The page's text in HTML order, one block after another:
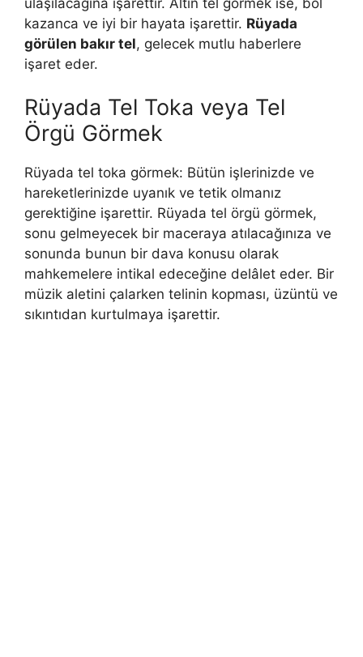
kazanca ve iyi bir hayata işarettir. Rüyada
görülen bakır tel, gelecek mutlu haberlere
işaret eder.
Rüyada Tel Toka veya Tel
Örgü Görmek
Rüyada tel toka görmek: Bütün işlerinizde ve
hareketlerinizde uyanık ve tetik olmanız
gerektiğine işarettir. Rüyada tel örgü görmek,
sonu gelmeyecek bir maceraya atılacağınıza ve
sonunda bunun bir dava konusu olarak
mahkemelere intikal edeceğine delâlet eder. Bir
müzik aletini çalarken telinin kopması, üzüntü ve
sıkıntıdan kurtulmaya işarettir.